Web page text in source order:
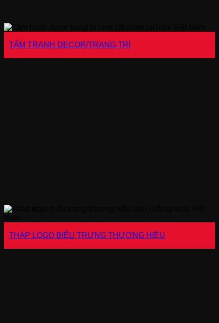
TẤM TRANH DECOR/TRANG TRÍ
THÁP LOGO BIỂU TRƯNG THƯƠNG HIỆU